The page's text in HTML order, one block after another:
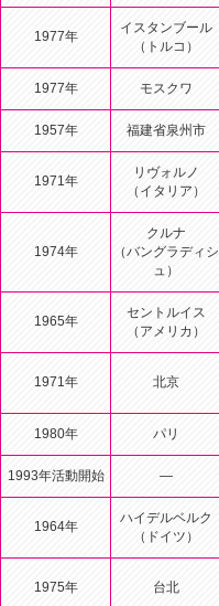
1977年
イスタンブール
（トルコ）
1977年 モスクワ
1957年 福建省泉州市
1971年
リヴォルノ
（イタリア）
1974年
クルナ
（バングラディシ
ュ）
1965年
セントルイス
（アメリカ）
1971年 北京
1980年 パリ
1993年活動開始 —
1964年
ハイデルベルク
（ドイツ）
1975年 台北